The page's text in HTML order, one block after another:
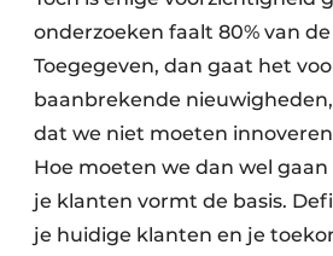
onderzoeken faalt 80% van
Toegegeven, dan gaat het
baanbrekende
dat we niet moeten
Hoe moeten we dan wel
je klanten vormt de basis.
je huidige klanten en je